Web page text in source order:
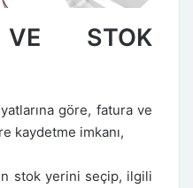
VE STOK
göre, fatura ve
kaydetme imkanı,
stok yerini seçip, ilgili